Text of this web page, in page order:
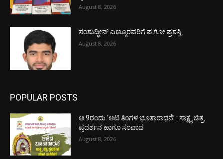
August 8, 2026
ಸಂಶುದ್ಧೀನ್ ಎಣ್ಮೂರವರಿಗೆ ಪ.ಗೋ ಪ್ರಶಸ್ತಿ
August 8, 2026
POPULAR POSTS
ಆ.9ರಂದು ‘ಆಟಿ ತಿಂಗಳ ಭೂತಾರಾಧನೆ’ : ಸಾಕ್ಷ್ಯ ಚಿತ್ರ
ಪ್ರದರ್ಶನ ಹಾಗೂ ಸಂವಾದ
August 8, 2026